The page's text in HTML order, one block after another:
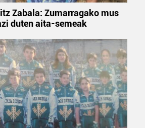
Zabala: Zumarragako mus
duten aita-semeak